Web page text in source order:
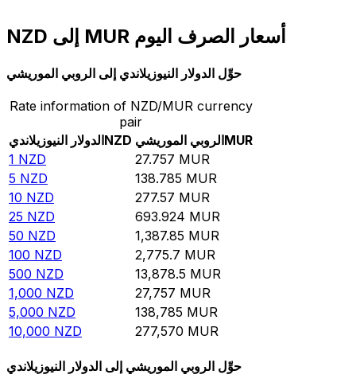
NZD إلى MUR أسعار الصرف اليوم
حوِّل الدولار النيوزيلاندي إلى الروبي الموريشي
Rate information of NZD/MUR currency
pair
الدولار النيوزيلانديNZD الروبي الموريشيMUR
1 NZD 27.757 MUR
5 NZD 138.785 MUR
10 NZD 277.57 MUR
25 NZD 693.924 MUR
50 NZD 1,387.85 MUR
100 NZD 2,775.7 MUR
500 NZD 13,878.5 MUR
1,000 NZD 27,757 MUR
5,000 NZD 138,785 MUR
10,000 NZD 277,570 MUR
حوِّل الروبي الموريشي إلى الدولار النيوزيلاندي